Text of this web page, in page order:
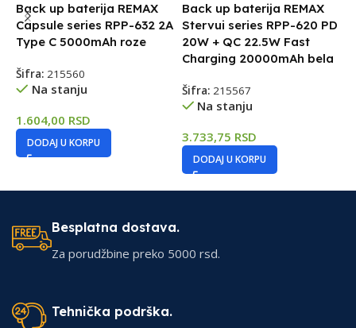
Back up baterija REMAX
Capsule series RPP-632 2A
Type C 5000mAh roze
Šifra: 215560
Na stanju
1.604,00 RSD
DODAJ U KORPU
Back up baterija REMAX
Stervui series RPP-620 PD
20W + QC 22.5W Fast
Charging 20000mAh bela
Šifra: 215567
Na stanju
3.733,75 RSD
DODAJ U KORPU
Besplatna dostava.
Za porudžbine preko 5000 rsd.
Tehnička podrška.